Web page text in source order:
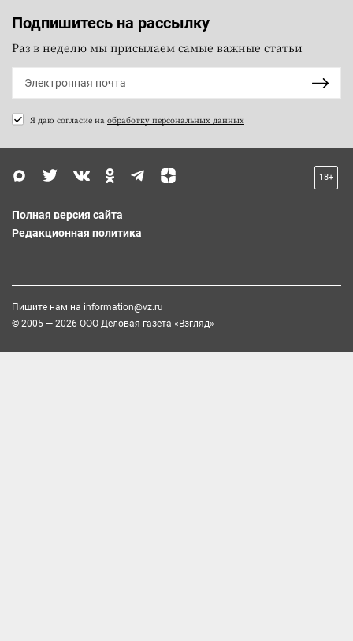
Подпишитесь на рассылку
Раз в неделю мы присылаем самые важные статьи
Я даю согласие на обработку персональных данных
18+
Полная версия сайта
Редакционная политика
Пишите нам на information@vz.ru
© 2005 — 2026 ООО Деловая газета «Взгляд»